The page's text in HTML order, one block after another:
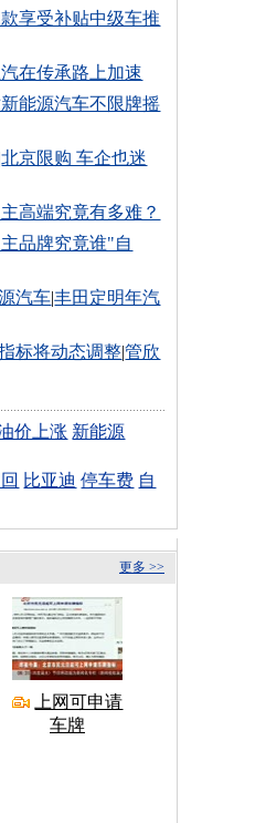
款享受补贴中级车推
汽在传承路上加速
能源汽车不限牌摇
|北京限购 车企也迷
高端究竟有多难？
品牌究竟谁"自
汽车|丰田定明年汽
标将动态调整|管欣
价上涨 新能源
比亚迪 停车费 自
更多 >>
上网可申请
车牌